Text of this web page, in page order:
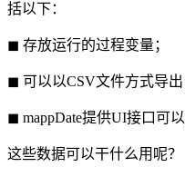
括以下：
◼ 存放运行的过程变量；
◼ 可以以CSV文件方式导出
◼ mappDate提供UI接口可
这些数据可以干什么用呢？